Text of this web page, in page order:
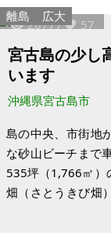
ので急遽、2023年内なら
合、水道引き込み
20777 57
離島 広大
宮古島の少し
います
沖縄県宮古島市
島の中央、市街地
な砂山ビーチまで
535坪（1,766㎡）
畑（さとうきび畑